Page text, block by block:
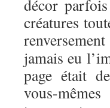
décor
créatures
jamais eu
page était
vous-